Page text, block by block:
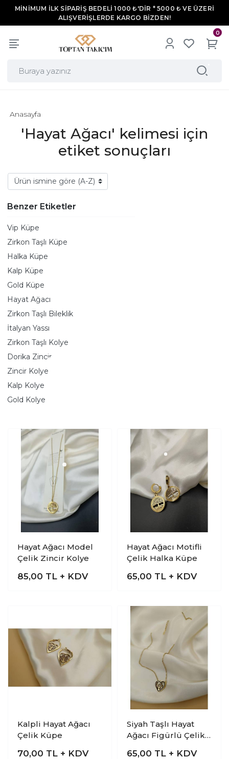
MİNİMUM İLK SİPARİŞ BEDELİ 1000 ₺'DİR * 5000 ₺ VE ÜZERİ
ALIŞVERİŞLERDE KARGO BİZDEN!
0
'Hayat Ağacı' kelimesi için
etiket sonuçları
Anasayfa
Benzer Etiketler
Vip Küpe
Zirkon Taşlı Küpe
Halka Küpe
Kalp Küpe
Gold Küpe
Hayat Ağacı
Zirkon Taşlı Bileklik
İtalyan Yassı
Zirkon Taşlı Kolye
Dorika Zincir
Zincir Kolye
Kalp Kolye
Gold Kolye
Hayat Ağacı Model
Çelik Zincir Kolye
85,00 TL + KDV
Hayat Ağacı Motifli
Çelik Halka Küpe
65,00 TL + KDV
Kalpli Hayat Ağacı
Çelik Küpe
70,00 TL + KDV
Siyah Taşlı Hayat
Ağacı Figürlü Çelik
65,00 TL + KDV